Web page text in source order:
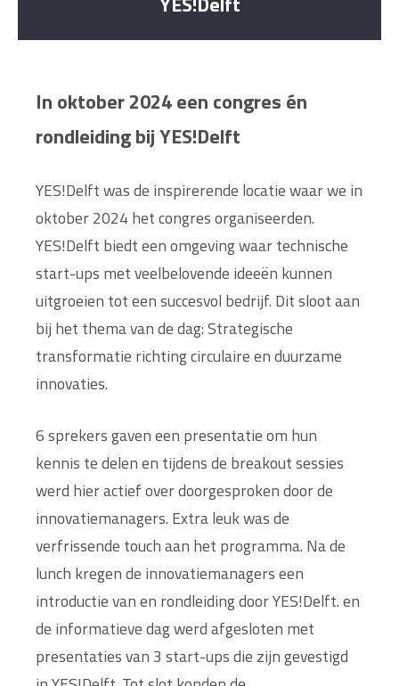
In oktober 2024 een congres én
rondleiding bij YES!Delft
YES!Delft was de inspirerende locatie waar we in
oktober 2024 het congres organiseerden.
YES!Delft biedt een omgeving waar technische
start-ups met veelbelovende ideeën kunnen
uitgroeien tot een succesvol bedrijf. Dit sloot aan
bij het thema van de dag: Strategische
transformatie richting circulaire en duurzame
innovaties.
6 sprekers gaven een presentatie om hun
kennis te delen en tijdens de breakout sessies
werd hier actief over doorgesproken door de
innovatiemanagers. Extra leuk was de
verfrissende touch aan het programma. Na de
lunch kregen de innovatiemanagers een
introductie van en rondleiding door YES!Delft. en
de informatieve dag werd afgesloten met
presentaties van 3 start-ups die zijn gevestigd